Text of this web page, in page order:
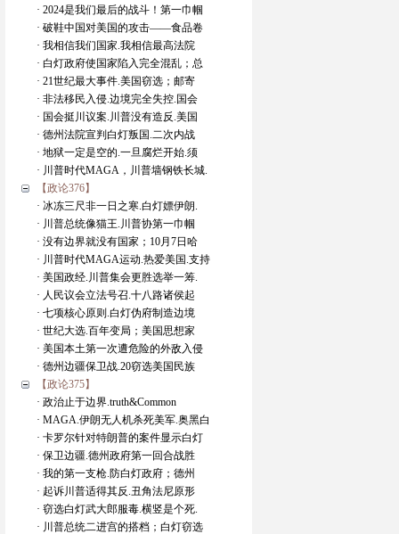
· 2024是我们最后的战斗！第一巾帼
· 破鞋中国对美国的攻击——食品卷
· 我相信我们国家.我相信最高法院
· 白灯政府使国家陷入完全混乱；总
· 21世纪最大事件.美国窃选；邮寄
· 非法移民入侵.边境完全失控.国会
· 国会挺川议案.川普没有造反.美国
· 德州法院宣判白灯叛国.二次内战
· 地狱一定是空的.一旦腐烂开始.须
· 川普时代MAGA，川普墙钢铁长城.
【政论376】
· 冰冻三尺非一日之寒.白灯嫖伊朗.
· 川普总统像猫王.川普协第一巾帼
· 没有边界就没有国家；10月7日哈
· 川普时代MAGA运动.热爱美国.支持
· 美国政经.川普集会更胜选举一筹.
· 人民议会立法号召.十八路诸侯起
· 七项核心原则.白灯伪府制造边境
· 世纪大选.百年变局；美国思想家
· 美国本土第一次遭危险的外敌入侵
· 德州边疆保卫战.20窃选美国民族
【政论375】
· 政治止于边界.truth&Common
· MAGA.伊朗无人机杀死美军.奥黑白
· 卡罗尔针对特朗普的案件显示白灯
· 保卫边疆.德州政府第一回合战胜
· 我的第一支枪.防白灯政府；德州
· 起诉川普适得其反.丑角法尼原形
· 窃选白灯武大郎服毒.横竖是个死.
· 川普总统二进宫的搭档；白灯窃选